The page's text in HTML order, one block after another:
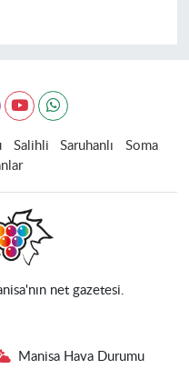
Salihli Saruhanlı
Soma
net gazetesi.
Manisa Hava Durumu